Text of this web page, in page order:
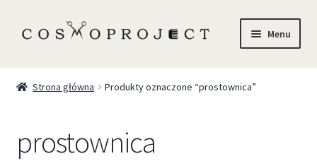
Menu
Trychologia
Strona główna Produkty oznaczone “prostownica”
prostownica